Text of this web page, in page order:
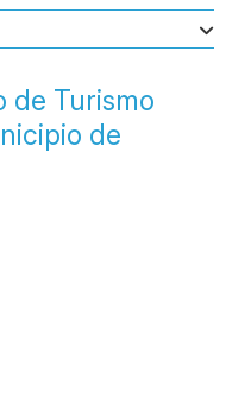
de Turismo
de